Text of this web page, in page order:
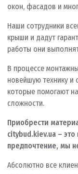
окон, фасадов и
Наши сотрудники
крыши и дадут
работы они
В процессе
новейшую технику и
которые помогают
сложности.
Приобрести
citybud.kiev.ua –
предпочтение, мы
Абсолютно все